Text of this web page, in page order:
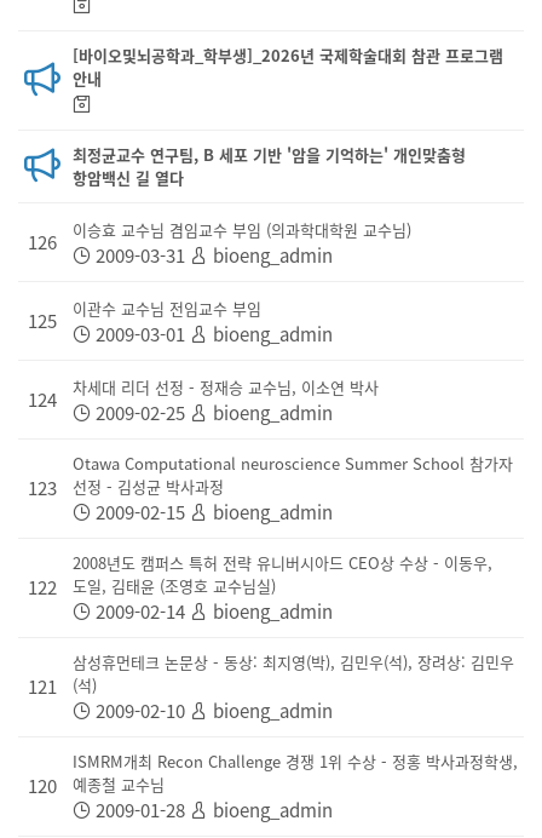
[바이오및뇌공학과_학부생]_2026년 국제학술대회 참관 프로그램
안내
최정균교수 연구팀, B 세포 기반 '암을 기억하는' 개인맞춤형
항암백신 길 열다
126 이승효 교수님 겸임교수 부임 (의과학대학원 교수님)
2009-03-31 bioeng_admin
125 이관수 교수님 전임교수 부임
2009-03-01 bioeng_admin
124 차세대 리더 선정 - 정재승 교수님, 이소연 박사
2009-02-25 bioeng_admin
123
Otawa Computational neuroscience Summer School 참가자
선정 - 김성균 박사과정
2009-02-15 bioeng_admin
122
2008년도 캠퍼스 특허 전략 유니버시아드 CEO상 수상 - 이동우,
도일, 김태윤 (조영호 교수님실)
2009-02-14 bioeng_admin
121
삼성휴먼테크 논문상 - 동상: 최지영(박), 김민우(석), 장려상: 김민우
(석)
2009-02-10 bioeng_admin
120
ISMRM개최 Recon Challenge 경쟁 1위 수상 - 정홍 박사과정학생,
예종철 교수님
2009-01-28 bioeng_admin